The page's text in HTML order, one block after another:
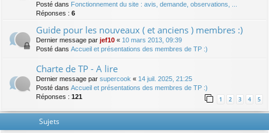
Posté dans Fonctionnement du site : avis, demande, observations, ...
Réponses : 6
Guide pour les nouveaux ( et anciens ) membres :)
Dernier message par jef10 « 10 mars 2013, 09:39
Posté dans Accueil et présentations des membres de TP :)
Charte de TP - A lire
Dernier message par supercook « 14 juil. 2025, 21:25
Posté dans Accueil et présentations des membres de TP :)
Réponses : 121 1 2 3 4 5
Sujets